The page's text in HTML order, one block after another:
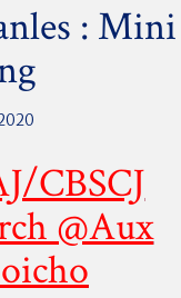
: Mini
CBSCJ
@Aux